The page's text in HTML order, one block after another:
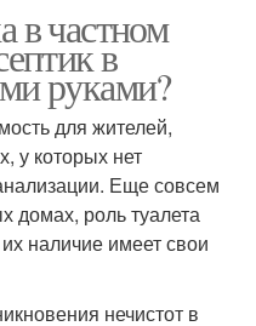
в частном
в
руками?
для жителей,
у которых нет
Еще совсем
домах, роль туалета
наличие имеет свои
нечистот в